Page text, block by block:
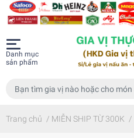
Danh mục
sản phẩm
Trang chủ / MIỄN SHIP TỪ 300K /